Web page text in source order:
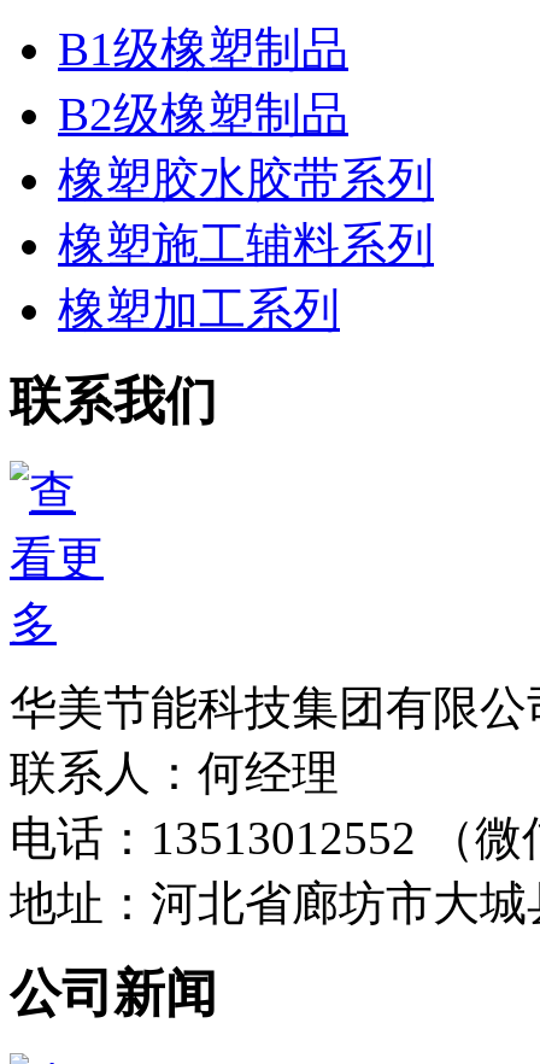
B1级橡塑制品
B2级橡塑制品
橡塑胶水胶带系列
橡塑施工辅料系列
橡塑加工系列
联系我们
华美节能科技集团有限公
联系人：何经理
电话：13513012552 （
地址：河北省廊坊市大
公司新闻